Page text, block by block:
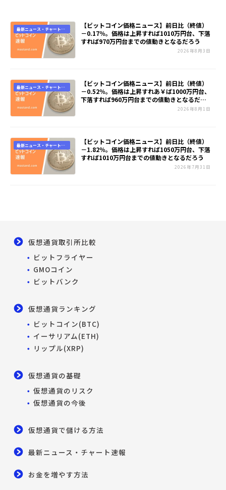
最新ニュース・チャート速
報
【ビットコイン価格ニュース】前日比（終値）
－0.17％。価格は上昇すれば1010万円台、下落
すれば970万円台までの値動きとなるだろう
2026年8月3日
最新ニュース・チャート速
報
【ビットコイン価格ニュース】前日比（終値）
－0.52％。価格は上昇すれあ￥ば1000万円台、
下落すれば960万円台までの値動きとなるだろ
2026年8月1日
最新ニュース・チャート速
報
【ビットコイン価格ニュース】前日比（終値）
－1.82％。価格は上昇すれば1050万円台、下落
すれば1010万円台までの値動きとなるだろう
2026年7月31日
仮想通貨取引所比較
ビットフライヤー
GMOコイン
ビットバンク
仮想通貨ランキング
ビットコイン(BTC)
イーサリアム(ETH)
リップル(XRP)
仮想通貨の基礎
仮想通貨のリスク
仮想通貨の今後
仮想通貨で儲ける方法
最新ニュース・チャート速報
お金を増やす方法